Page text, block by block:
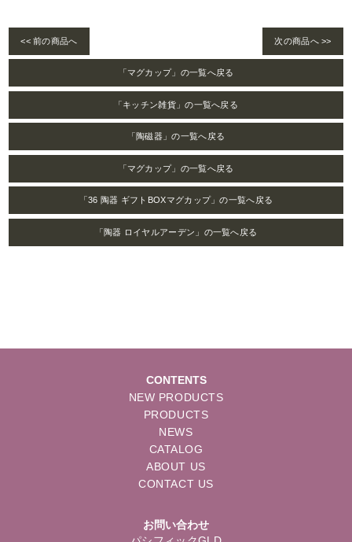
<< 前の商品へ 次の商品へ >>
「マグカップ」の一覧へ戻る
「キッチン雑貨」の一覧へ戻る
「陶磁器」の一覧へ戻る
「マグカップ」の一覧へ戻る
「36 陶器 ギフトBOXマグカップ」の一覧へ戻る
「陶器 ロイヤルアーデン」の一覧へ戻る
CONTENTS
NEW PRODUCTS
PRODUCTS
NEWS
CATALOG
ABOUT US
CONTACT US
お問い合わせ